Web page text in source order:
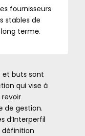
fournisseurs
stables de
terme.
et buts sont
qui vise à
de gestion.
d’Interperfil